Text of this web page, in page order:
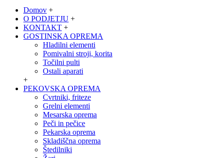
Domov +
O PODJETJU +
KONTAKT +
GOSTINSKA OPREMA
Hladilni elementi
Pomivalni stroji, korita
Točilni pulti
Ostali aparati
+
PEKOVSKA OPREMA
Cvrtniki, friteze
Grelni elementi
Mesarska oprema
Peči in pečice
Pekarska oprema
Skladiščna oprema
Štedilniki